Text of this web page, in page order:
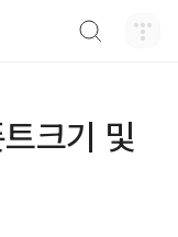
크기 및